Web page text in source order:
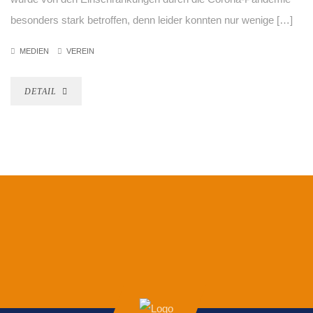
besonders stark betroffen, denn leider konnten nur wenige […]
MEDIEN VEREIN
DETAIL